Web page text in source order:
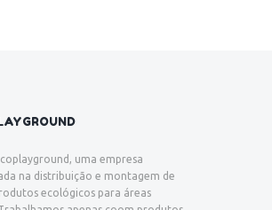
uma empresa
na distribuição e montagem de
ecológicos para áreas